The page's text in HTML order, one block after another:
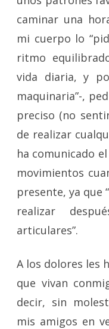
caminar una
mi cuerpo lo
ritmo
vida diaria, y
maquinaria”-,
preciso (no
de realizar
ha comunicado
movimientos
presente, ya que
realizar
articulares”.
A los dolores les
que vivan
decir, sin
mis amigos en